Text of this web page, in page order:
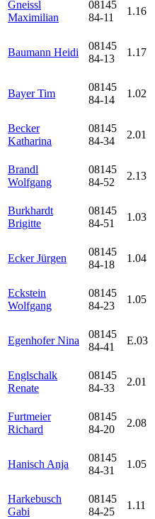
Gneissl
Maximilian
08145
84-11
1.16
Baumann Heidi
08145
84-13
1.17
Bayer Tim
08145
84-14
1.02
Becker
Katharina
08145
84-34
2.01
Brandl
Wolfgang
08145
84-52
2.13
Burkhardt
Brigitte
08145
84-51
1.03
Ecker Jürgen
08145
84-18
1.04
Eckstein
Wolfgang
08145
84-23
1.05
Egenhofer Nina
08145
84-41
E.03
Englschalk
Renate
08145
84-33
2.01
Furtmeier
Richard
08145
84-20
2.08
Hanisch Anja
08145
84-31
1.05
Harkebusch
Gabi
08145
84-25
1.11